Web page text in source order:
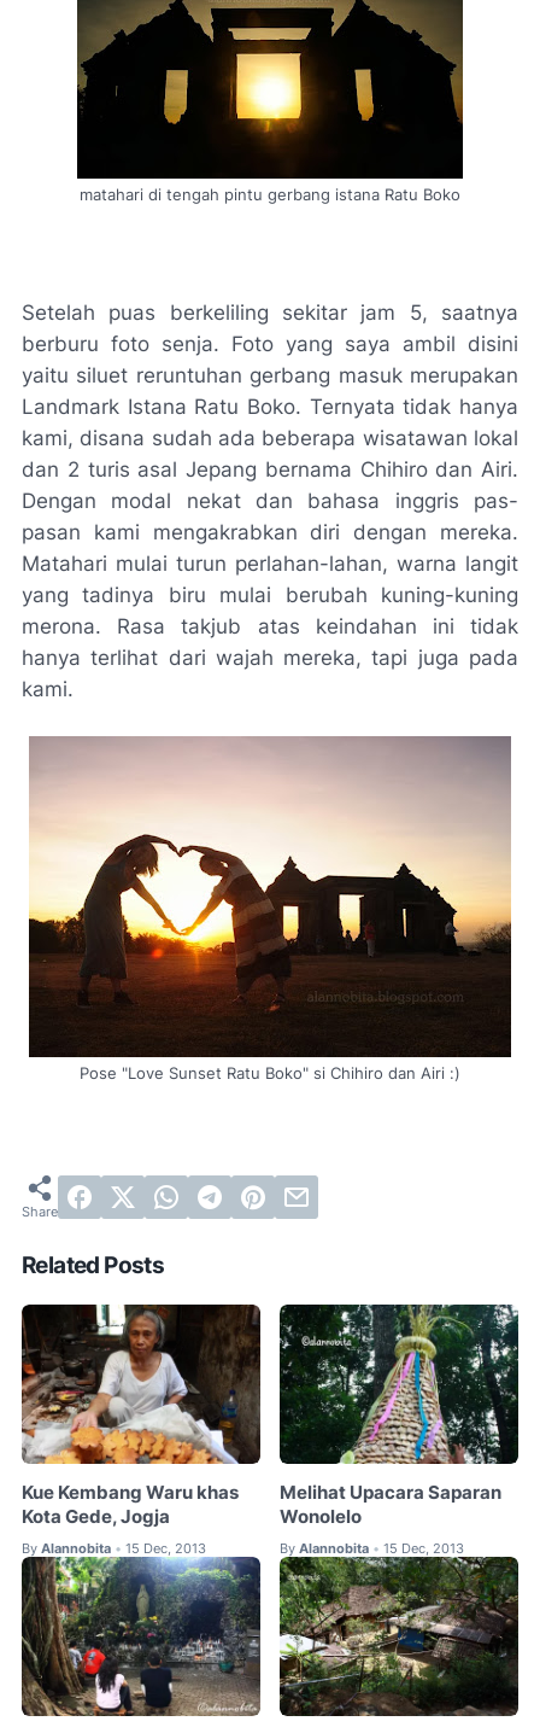
matahari di tengah pintu gerbang istana Ratu Boko
Setelah puas berkeliling sekitar jam 5, saatnya
berburu foto senja. Foto yang saya ambil disini
yaitu siluet reruntuhan gerbang masuk merupakan
Landmark Istana Ratu Boko. Ternyata tidak hanya
kami, disana sudah ada beberapa wisatawan lokal
dan 2 turis asal Jepang bernama Chihiro dan Airi.
Dengan modal nekat dan bahasa inggris pas-
pasan kami mengakrabkan diri dengan mereka.
Matahari mulai turun perlahan-lahan, warna langit
yang tadinya biru mulai berubah kuning-kuning
merona. Rasa takjub atas keindahan ini tidak
hanya terlihat dari wajah mereka, tapi juga pada
kami.
Pose "Love Sunset Ratu Boko" si Chihiro dan Airi :)
Related Posts
Kue Kembang Waru khas
Kota Gede, Jogja
By Alannobita • 15 Dec, 2013
Melihat Upacara Saparan
Wonolelo
By Alannobita • 15 Dec, 2013